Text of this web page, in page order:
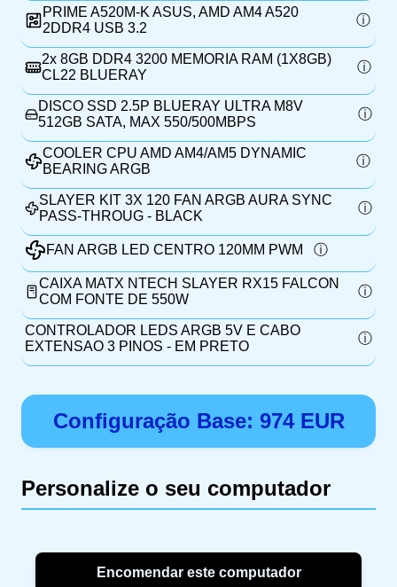
PRIME A520M-K ASUS, AMD AM4 A520
2DDR4 USB 3.2
2x 8GB DDR4 3200 MEMORIA RAM (1X8GB)
CL22 BLUERAY
DISCO SSD 2.5P BLUERAY ULTRA M8V
512GB SATA, MAX 550/500MBPS
COOLER CPU AMD AM4/AM5 DYNAMIC
BEARING ARGB
SLAYER KIT 3X 120 FAN ARGB AURA SYNC
PASS-THROUG - BLACK
FAN ARGB LED CENTRO 120MM PWM
CAIXA MATX NTECH SLAYER RX15 FALCON
COM FONTE DE 550W
CONTROLADOR LEDS ARGB 5V E CABO
EXTENSAO 3 PINOS - EM PRETO
Configuração Base: 974 EUR
Personalize o seu computador